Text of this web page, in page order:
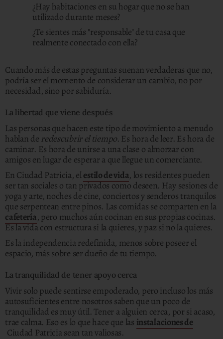
¿Hay habitaciones en su hogar que no se han
utilizado durante meses?
¿Te sientes más "responsable" de tu casa que
realmente conectado con ella?
Cuando más de estas preguntas suenan verdaderas que no,
podría ser el momento de considerar un cambio, no por
necesidad, sino por sabiduría.
La libertad que viene después
Las personas que hacen este tipo de movimiento a menudo
hablan de redescubrir el tiempo. Es hora de leer. Es hora de
caminar. Es hora de unirse a una clase o almorzar con
amigos en lugar de esperar a que llegue un comerciante.
En Ciudad Patricia, elestilo de vida, los residentes pueden
ser tan sociales o tan privados como deseen. Hay sesiones de
yoga y arte, noches de cine, conciertos y senderos tranquilos
que serpentean entre pinos. Las comidas se comparten en la
cafetería, pero muchos aún cocinan en sus propias cocinas.
Es la vida con estructura si la quieres, y paz si no la quieres.
Es la independencia redefinida, menos sobre poseer el
espacio, más sobre ser dueño de tu tiempo.
La tranquilidad de tener apoyo cerca
Vivir solo puede sentirse empoderado, pero incluso los más
autosuficientes entre nosotros saben que un poco de
tranquilidad es muy útil. Tener a alguien cerca, por si acaso,
trae calma. Eso es lo que hace que las instalaciones de
Ciudad Patricia sean tan valiosas.